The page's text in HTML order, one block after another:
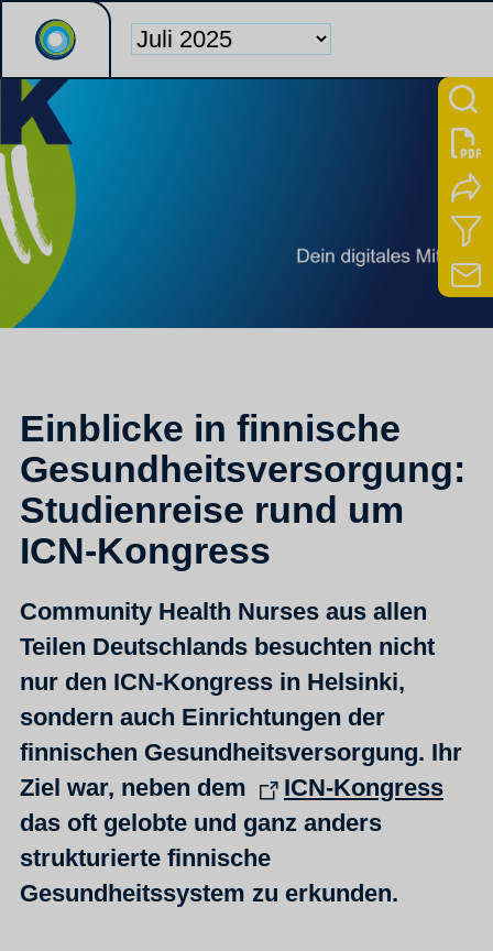
Einblicke in finnische
Gesundheitsversorgung:
Studienreise rund um
ICN-Kongress
Community Health Nurses aus allen
Teilen Deutschlands besuchten nicht
nur den ICN-Kongress in Helsinki,
sondern auch Einrichtungen der
finnischen Gesundheitsversorgung. I hr
Ziel war, neben dem
ICN-Kongress
das oft gelobte und ganz anders
strukturierte finnische
Gesundheitssystem zu erkunden.